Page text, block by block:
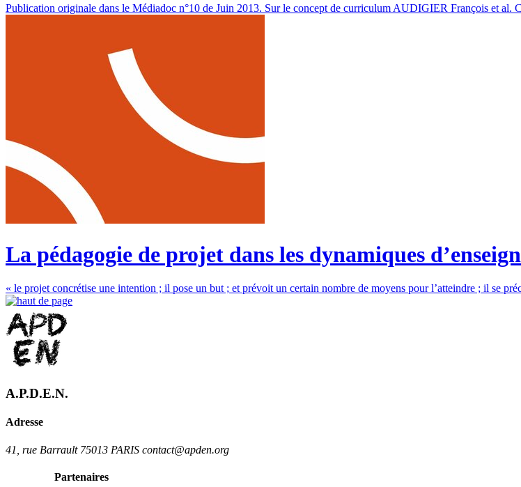
Publication originale dans le Médiadoc n°10 de Juin 2013. Sur le concept de curriculum AUDIGIER François et al.
La pédagogie de projet dans les dynamiques
« le projet concrétise une intention ; il pose un but ; et prévoit un certain nombre de moyens pour l’atteindre ; il se
A.P.D.E.N.
Adresse
41, rue Barrault 75013 PARIS contact@apden.org
Partenaires